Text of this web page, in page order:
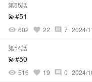
第55話
💫#51
visibility 602 favorite 22 comment 7 2024/
第54話
💫#50
visibility 516 favorite 19 comment 0 2024/